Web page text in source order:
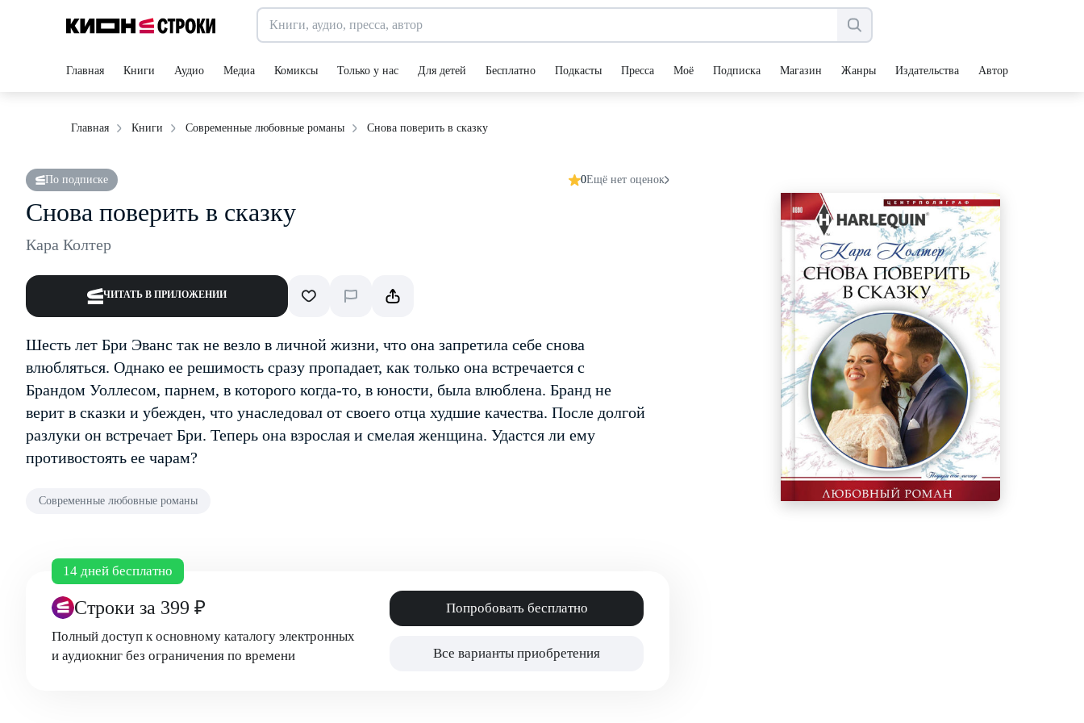
Главная Книги Аудио Медиа Комиксы Только у нас Для детей Бесплатно Подкасты Пресса Моё Подписка Магазин Жанры Издательства Авторы
Главная Книги Современные любовные романы Снова поверить в сказку
По подписке 0Ещё нет оценок
Снова поверить в сказку
Кара Колтер
ЧИТАТЬ В ПРИЛОЖЕНИИ
Шесть лет Бри Эванс так не везло в личной жизни, что она запретила себе снова
влюбляться. Однако ее решимость сразу пропадает, как только она встречается с
Брандом Уоллесом, парнем, в которого когда-то, в юности, была влюблена. Бранд не
верит в сказки и убежден, что унаследовал от своего отца худшие качества. После долгой
разлуки он встречает Бри. Теперь она взрослая и смелая женщина. Удастся ли ему
противостоять ее чарам?
Современные любовные романы
14 дней бесплатно
Строки за 399 ₽
Полный доступ к основному каталогу электронных
и аудиокниг без ограничения по времени
Попробовать бесплатно
Все варианты приобретения